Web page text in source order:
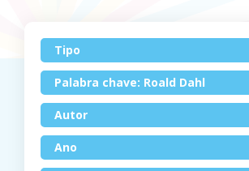
Tipo
Palabra chave: Roald Dahl
Autor
Ano